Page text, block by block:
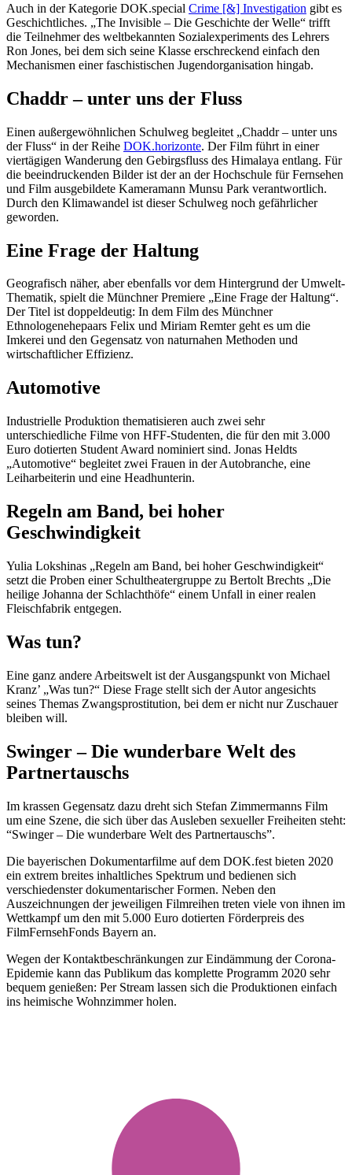
Auch in der Kategorie DOK.special Crime [&] Investigation gibt es
Geschichtliches. „The Invisible – Die Geschichte der Welle“ trifft
die Teilnehmer des weltbekannten Sozialexperiments des Lehrers
Ron Jones, bei dem sich seine Klasse erschreckend einfach den
Mechanismen einer faschistischen Jugendorganisation hingab.
Chaddr – unter uns der Fluss
Einen außergewöhnlichen Schulweg begleitet „Chaddr – unter uns
der Fluss“ in der Reihe DOK.horizonte. Der Film führt in einer
viertägigen Wanderung den Gebirgsfluss des Himalaya entlang. Für
die beeindruckenden Bilder ist der an der Hochschule für Fernsehen
und Film ausgebildete Kameramann Munsu Park verantwortlich.
Durch den Klimawandel ist dieser Schulweg noch gefährlicher
geworden.
Eine Frage der Haltung
Geografisch näher, aber ebenfalls vor dem Hintergrund der Umwelt-
Thematik, spielt die Münchner Premiere „Eine Frage der Haltung“.
Der Titel ist doppeldeutig: In dem Film des Münchner
Ethnologenehepaars Felix und Miriam Remter geht es um die
Imkerei und den Gegensatz von naturnahen Methoden und
wirtschaftlicher Effizienz.
Automotive
Industrielle Produktion thematisieren auch zwei sehr
unterschiedliche Filme von HFF-Studenten, die für den mit 3.000
Euro dotierten Student Award nominiert sind. Jonas Heldts
„Automotive“ begleitet zwei Frauen in der Autobranche, eine
Leiharbeiterin und eine Headhunterin.
Regeln am Band, bei hoher
Geschwindigkeit
Yulia Lokshinas „Regeln am Band, bei hoher Geschwindigkeit“
setzt die Proben einer Schultheatergruppe zu Bertolt Brechts „Die
heilige Johanna der Schlachthöfe“ einem Unfall in einer realen
Fleischfabrik entgegen.
Was tun?
Eine ganz andere Arbeitswelt ist der Ausgangspunkt von Michael
Kranz’ „Was tun?“ Diese Frage stellt sich der Autor angesichts
seines Themas Zwangsprostitution, bei dem er nicht nur Zuschauer
bleiben will.
Swinger – Die wunderbare Welt des
Partnertauschs
Im krassen Gegensatz dazu dreht sich Stefan Zimmermanns Film
um eine Szene, die sich über das Ausleben sexueller Freiheiten steht:
“Swinger – Die wunderbare Welt des Partnertauschs”.
Die bayerischen Dokumentarfilme auf dem DOK.fest bieten 2020
ein extrem breites inhaltliches Spektrum und bedienen sich
verschiedenster dokumentarischer Formen. Neben den
Auszeichnungen der jeweiligen Filmreihen treten viele von ihnen im
Wettkampf um den mit 5.000 Euro dotierten Förderpreis des
FilmFernsehFonds Bayern an.
Wegen der Kontaktbeschränkungen zur Eindämmung der Corona-
Epidemie kann das Publikum das komplette Programm 2020 sehr
bequem genießen: Per Stream lassen sich die Produktionen einfach
ins heimische Wohnzimmer holen.